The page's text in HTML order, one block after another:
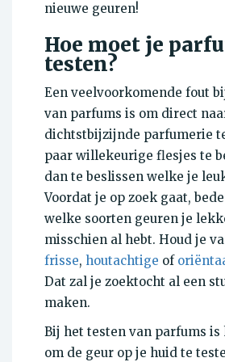
nieuwe geuren!
Hoe moet je
testen?
Een veelvoorkomende fout
van parfums is om direct
dichtstbijzijnde parfumerie
paar willekeurige flesjes te
dan te beslissen welke je
Voordat je op zoek gaat,
welke soorten geuren je
misschien al hebt. Houd je
frisse, houtachtige of
Dat zal je zoektocht al een
maken.
Bij het testen van parfums
om de geur op je huid te